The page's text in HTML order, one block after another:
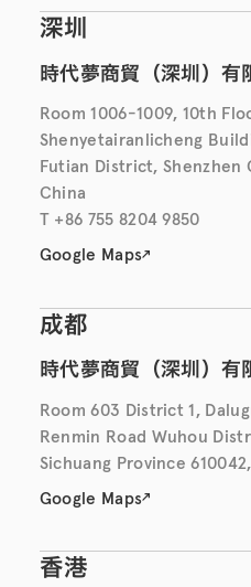
深圳
時代夢商貿（深圳）有
Room 1006-1009, 10th
Shenyetairanlicheng
Futian District, Shenzhen
China
T +86 755 8204 9850
Google Maps
成都
時代夢商貿（深圳）有
Room 603 District 1,
Renmin Road Wuhou
Sichuang Province
Google Maps
香港